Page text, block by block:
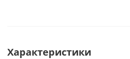
Характеристики